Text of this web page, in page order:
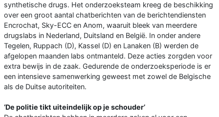
synthetische drugs. Het onderzoeksteam kreeg de beschikking
over een groot aantal chatberichten van de berichtendiensten
Encrochat, Sky-ECC en Anom, waaruit bleek van meerdere
drugslabs in Nederland, Duitsland en België. In onder andere
Tegelen, Ruppach (D), Kassel (D) en Lanaken (B) werden de
afgelopen maanden labs ontmanteld. Deze acties zorgden voor
extra bewijs in de zaak. Gedurende de onderzoeksperiode is er
een intensieve samenwerking geweest met zowel de Belgische
als de Duitse autoriteiten.
‘De politie tikt uiteindelijk op je schouder’